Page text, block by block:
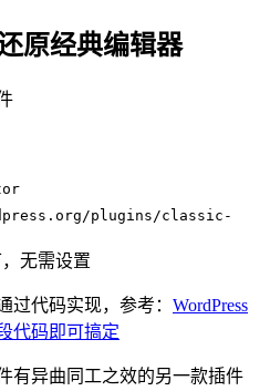
原经典编辑器
plugins/classic-
无需设置
过代码实现，参考： WordPress
代码即可搞定
有异曲同工之效的另一款插件